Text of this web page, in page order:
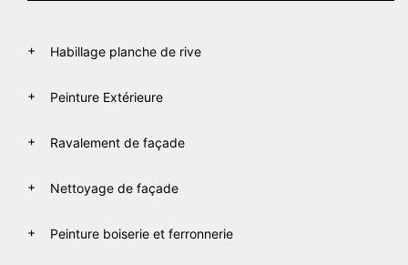
Habillage planche de rive
Peinture Extérieure
Ravalement de façade
Nettoyage de façade
Peinture boiserie et ferronnerie